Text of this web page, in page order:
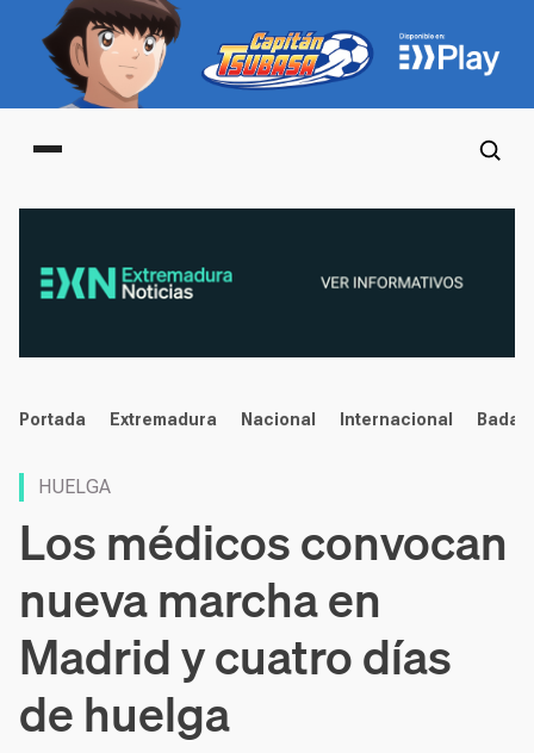
Main menu
noticias
Portada Extremadura Nacional Internacional
HUELGA
Los médicos convocan
nueva marcha en
Madrid y cuatro días
de huelga